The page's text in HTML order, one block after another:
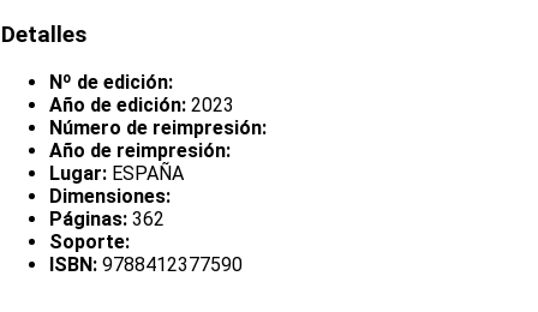
Detalles
Nº de edición:
Año de edición: 2023
Número de reimpresión:
Año de reimpresión:
Lugar: ESPAÑA
Dimensiones:
Páginas: 362
Soporte:
ISBN: 9788412377590